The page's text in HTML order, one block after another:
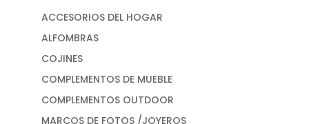
ACCESORIOS DEL HOGAR
ALFOMBRAS
COJINES
COMPLEMENTOS DE MUEBLE
COMPLEMENTOS OUTDOOR
MARCOS DE FOTOS /JOYEROS